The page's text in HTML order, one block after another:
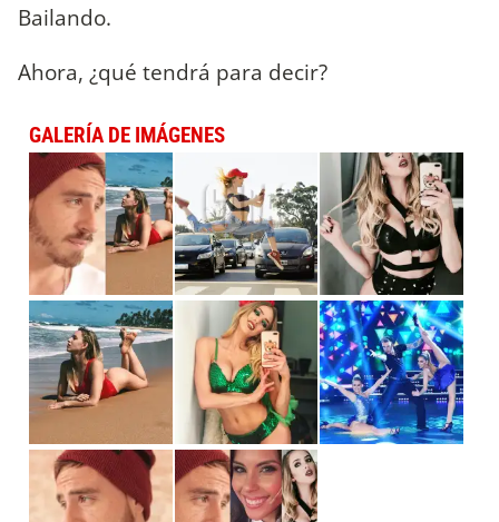
Bailando.
Ahora, ¿qué tendrá para decir?
GALERÍA DE IMÁGENES